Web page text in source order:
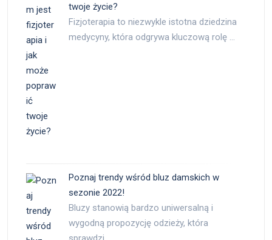
twoje życie?
Fizjoterapia to niezwykle istotna dziedzina
medycyny, która odgrywa kluczową rolę …
Poznaj trendy wśród bluz damskich w
sezonie 2022!
Bluzy stanowią bardzo uniwersalną i
wygodną propozycję odzieży, która